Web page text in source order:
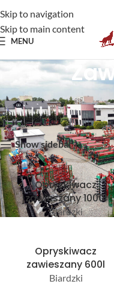
Skip to navigation
Skip to main content
MENU
Strona główna Oferta
Wyświetlanie wszystkich
Show sidebar
Opryskiwacz
zawieszany 1000l
Biardzki
Opryskiwacz
zawieszany 600l
Biardzki